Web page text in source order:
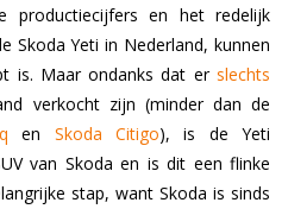
productiecijfers en het redelijk
Skoda Yeti in Nederland, kunnen
is. Maar ondanks dat er slechts
verkocht zijn (minder dan de
en Skoda Citigo), is de Yeti
van Skoda en is dit een flinke
stap, want Skoda is sinds